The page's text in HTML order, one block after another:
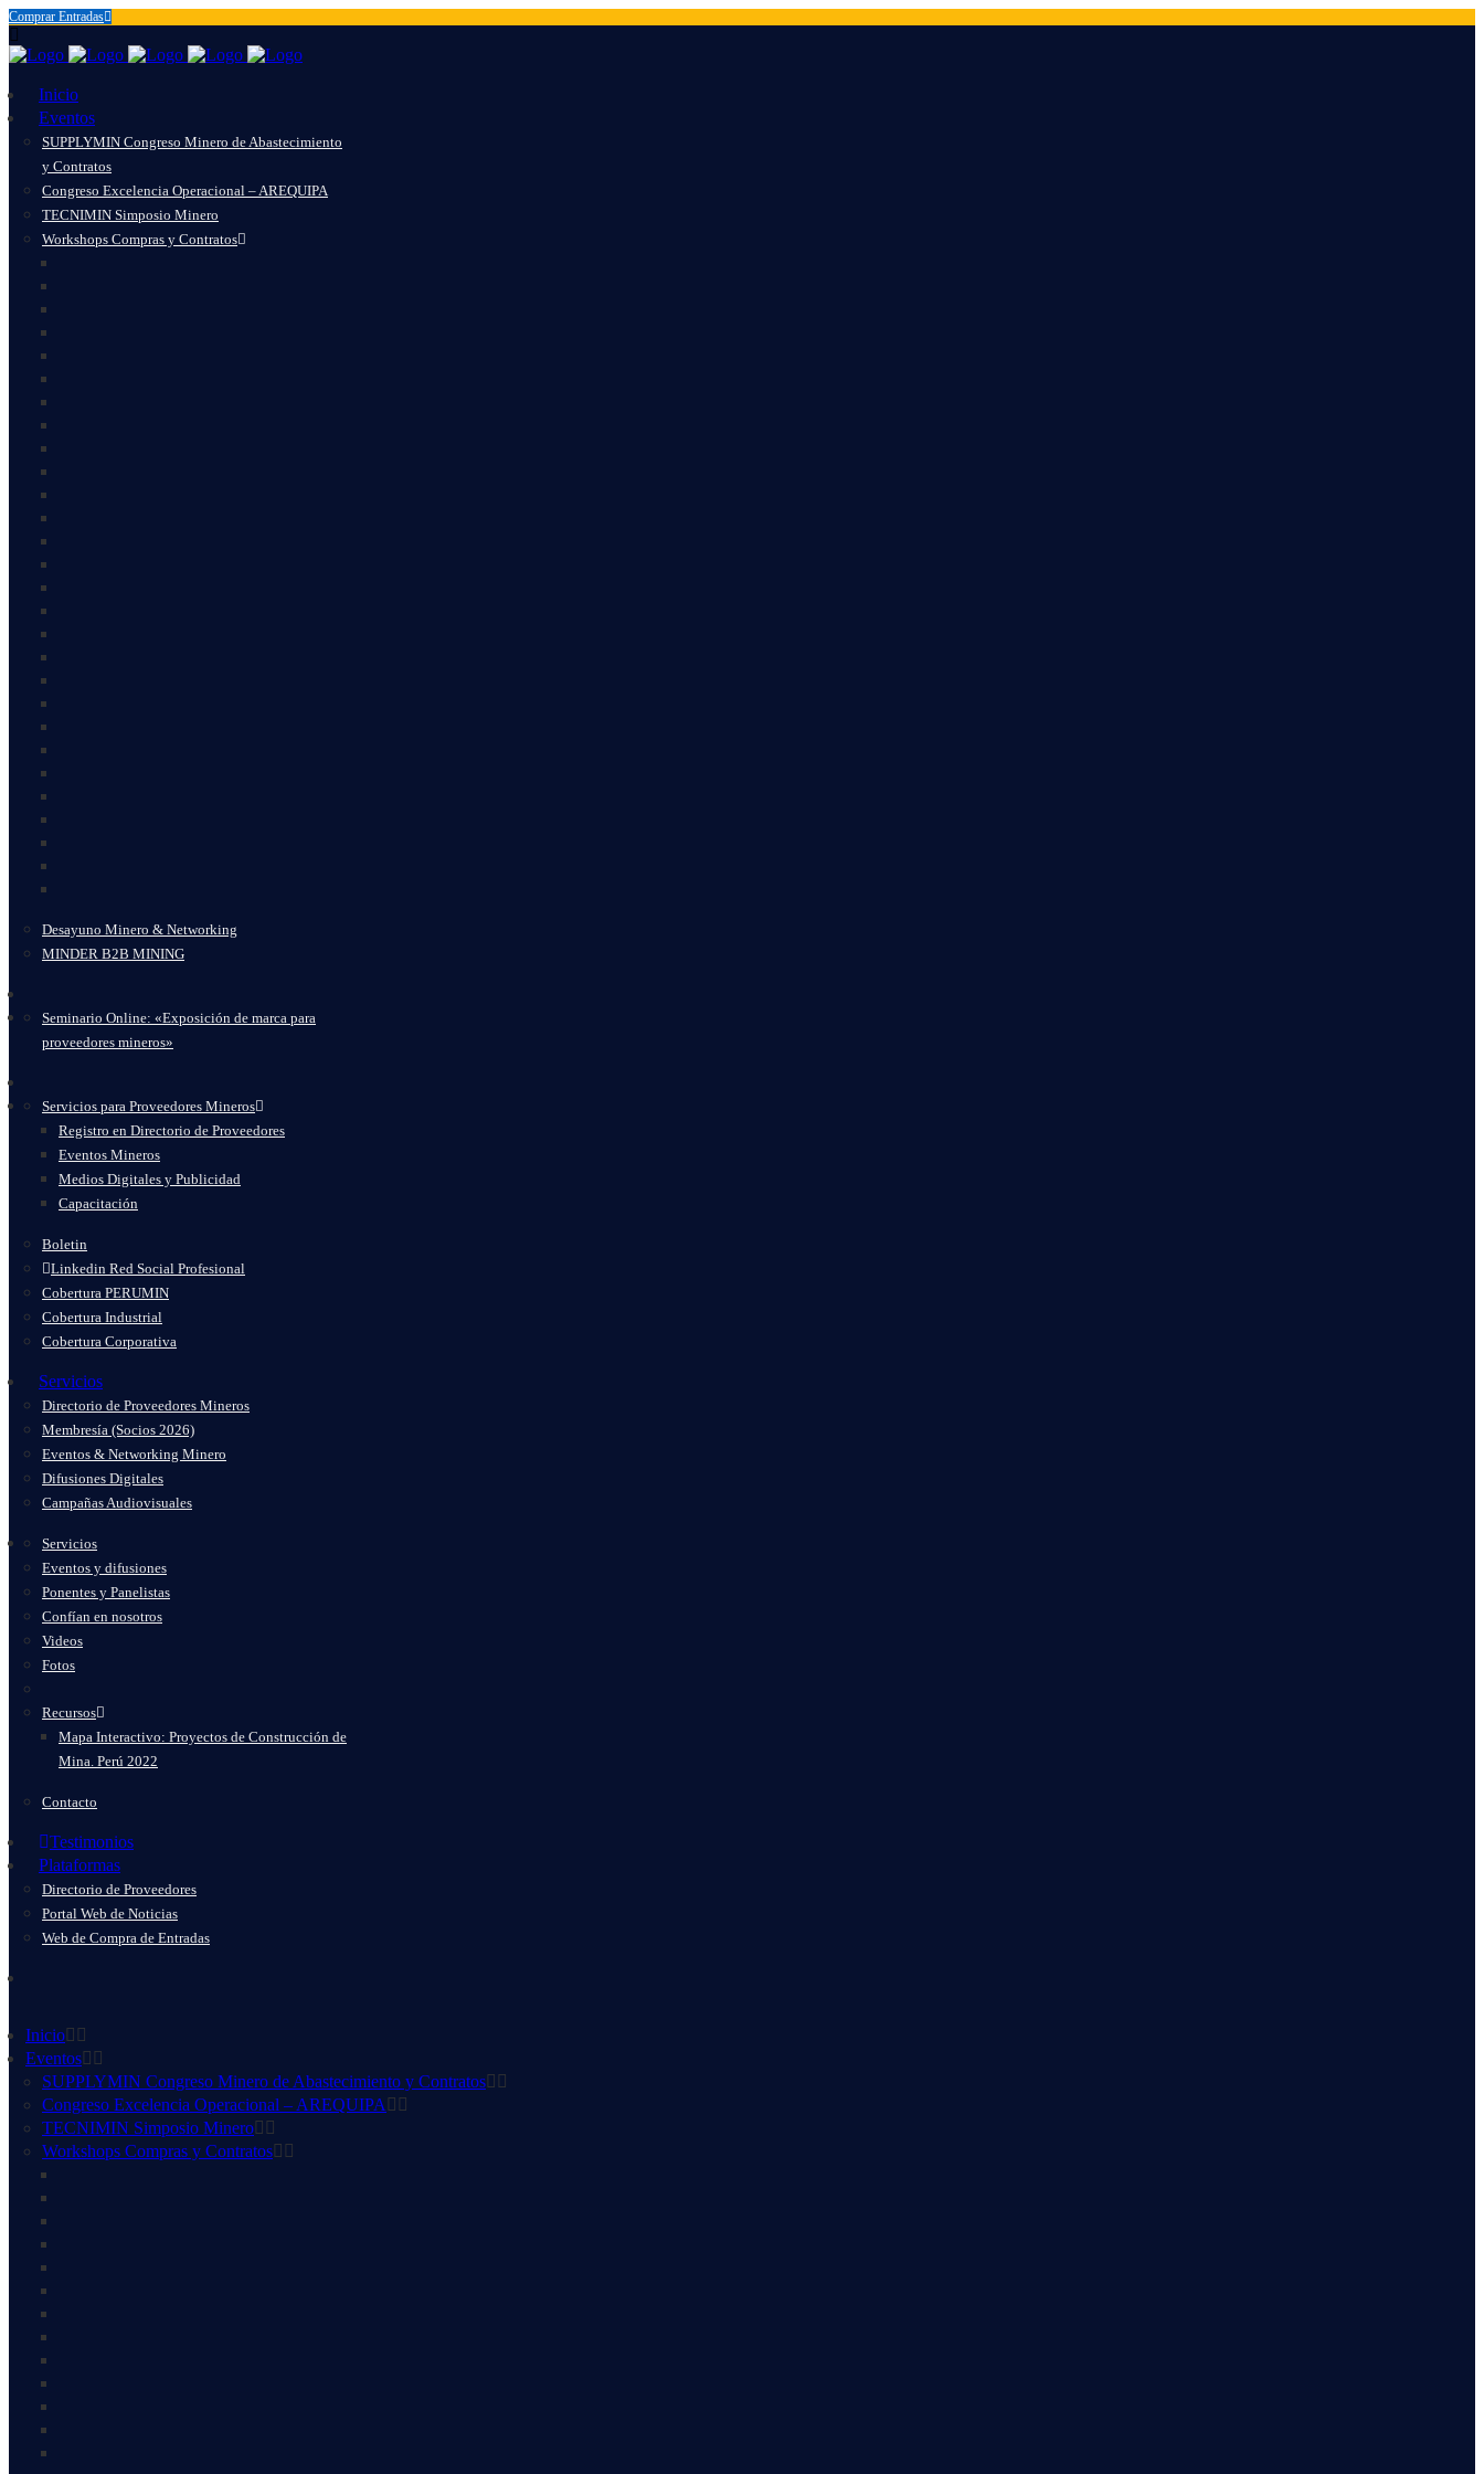
Comprar Entradas
Inicio
Eventos
SUPPLYMIN Congreso Minero de Abastecimiento
y Contratos
Congreso Excelencia Operacional – AREQUIPA
TECNIMIN Simposio Minero
Workshops Compras y Contratos
Desayuno Minero & Networking
MINDER B2B MINING
Seminario Online: «Exposición de marca para
proveedores mineros»
Servicios para Proveedores Mineros
Registro en Directorio de Proveedores
Eventos Mineros
Medios Digitales y Publicidad
Capacitación
Boletin
Linkedin Red Social Profesional
Cobertura PERUMIN
Cobertura Industrial
Cobertura Corporativa
Servicios
Directorio de Proveedores Mineros
Membresía (Socios 2026)
Eventos & Networking Minero
Difusiones Digitales
Campañas Audiovisuales
Servicios
Eventos y difusiones
Ponentes y Panelistas
Confían en nosotros
Videos
Fotos
Recursos
Mapa Interactivo: Proyectos de Construcción de
Mina. Perú 2022
Contacto
Testimonios
Plataformas
Directorio de Proveedores
Portal Web de Noticias
Web de Compra de Entradas
Inicio
Eventos
SUPPLYMIN Congreso Minero de Abastecimiento y Contratos
Congreso Excelencia Operacional – AREQUIPA
TECNIMIN Simposio Minero
Workshops Compras y Contratos